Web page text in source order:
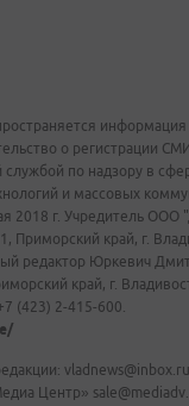
информация
о регистрации
по надзору в
и массовых
2018 г. Учредитель ООО
Приморский край, г.
редактор Юркевич
край, г.
(423) 2-415-600.
Центр»